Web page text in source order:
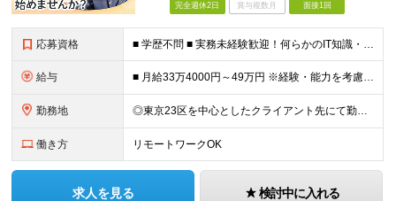
完全週休2日 賞与複数月 面接1回
応募資格 ■ 学歴不問 ■ 実務未経験歓迎！何らかのIT知識・学習経験をお持ちの方 （独学、ITスクール卒業生、少しだけ実務経験がある等、経験の浅い方も大歓迎です！） ＼こんな方にピッタリの環境です／ ◎面接
給与 ■ 月給33万4000円～49万円 ※経験・能力を考慮して優遇します。 ※上記には固定残業代（月30時間分・6万3500円～9万3100円）を含みます。超過分は全額支給。 ※待機期間中全額給与を保証
勤務地 ◎東京23区を中心としたクライアント先にて勤務いただきます（転居を伴う転勤なし） ◎在宅勤務も活用できます ■ 本社 東京都江戸川区南葛西3-5-3-402 (変更の範囲)上記を除く当社関連勤務地
働き方 リモートワークOK
求人を見る 検討中に入れる